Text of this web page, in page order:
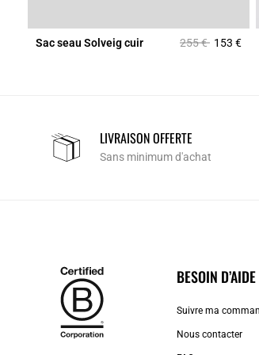
Sac seau Solveig cuir Prix réduit à
255 €à153 €
LIVRAISON OFFERTE
Sans minimum d'achat
BESOIN
Suivre ma
Nous contacter